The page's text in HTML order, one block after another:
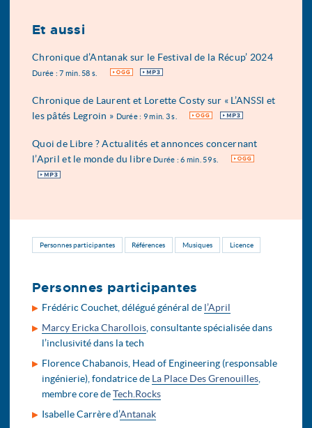
Et aussi
Chronique d’Antanak sur le Festival de la Récup’ 2024
Durée : 7 min. 58 s. OGG MP3
Chronique de Laurent et Lorette Costy sur « L’ANSSI et
les pâtés Legroin » Durée : 9 min. 3 s. OGG MP3
Quoi de Libre ? Actualités et annonces concernant
l’April et le monde du libre Durée : 6 min. 59 s. OGG
MP3
Personnes participantes Références Musiques Licence
Personnes participantes
Frédéric Couchet, délégué général de l’April
Marcy Ericka Charollois , consultante spécialisée dans
l’inclusivité dans la tech
Florence Chabanois, Head of Engineering (responsable
ingénierie), fondatrice de La Place Des Grenouilles
membre core deTech.Rocks
Isabelle Carrère d’Antanak